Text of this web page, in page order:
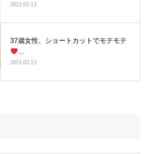
2021.05.13
37歳女性、ショートカットでモテモテ
…
2021.05.13